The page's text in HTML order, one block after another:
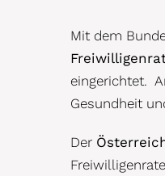
Mit dem
eingerichtet.
Gesundheit
Der